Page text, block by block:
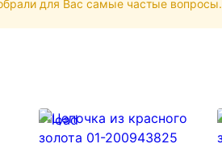
для Вас самые частые вопросы.